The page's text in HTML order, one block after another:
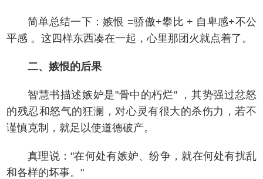
简单总结一下：嫉恨 =骄傲+攀比 + 自卑感+不公
平感 。这四样东西凑在一起，心里那团火就点着了。
二、嫉恨的后果
智慧书描述嫉妒是"骨中的朽烂" ，其势强过忿怒
的残忍和怒气的狂澜，对心灵有很大的杀伤力，若不
谨慎克制，就足以使道德破产。
真理说："在何处有嫉妒、纷争，就在何处有扰乱
和各样的坏事。"